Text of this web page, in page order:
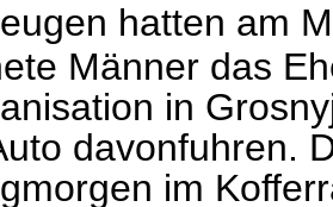
hatten am
Männer das
in
davonfuhren.
im